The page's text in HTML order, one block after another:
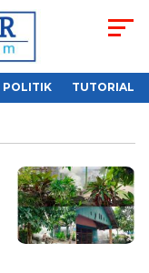
POLITIK TUTORIAL